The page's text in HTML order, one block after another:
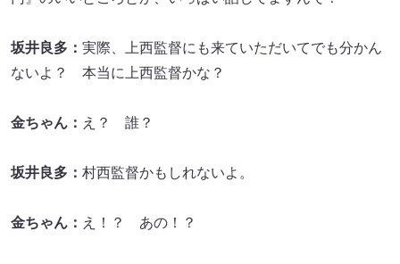
坂井良多： 実際、上西監督にも来ていただいてでも分かん
ないよ？ 本当に上西監督かな？
金ちゃん： え？ 誰？
坂井良多： 村西監督かもしれないよ。
金ちゃん： え！？ あの！？